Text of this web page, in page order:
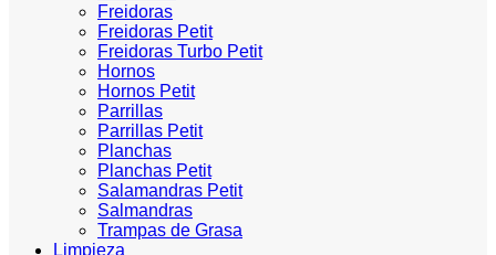
Freidoras
Freidoras Petit
Freidoras Turbo Petit
Hornos
Hornos Petit
Parrillas
Parrillas Petit
Planchas
Planchas Petit
Salamandras Petit
Salmandras
Trampas de Grasa
Limpieza